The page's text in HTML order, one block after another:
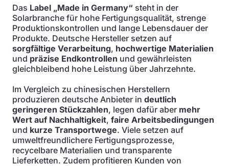
Das Label „Made in Germany“ steht in der
Solarbranche für hohe Fertigungsqualität, strenge
Produktionskontrollen und lange Lebensdauer der
Produkte. Deutsche Hersteller setzen auf
sorgfältige Verarbeitung, hochwertige Materialien
und präzise Endkontrollen und gewährleisten
gleichbleibend hohe Leistung über Jahrzehnte.
Im Vergleich zu chinesischen Herstellern
produzieren deutsche Anbieter in deutlich
geringeren Stückzahlen, legen dafür aber mehr
Wert auf Nachhaltigkeit, faire Arbeitsbedingungen
und kurze Transportwege. Viele setzen auf
umweltfreundlichere Fertigungsprozesse,
recycelbare Materialien und transparente
Lieferketten. Zudem profitieren Kunden von